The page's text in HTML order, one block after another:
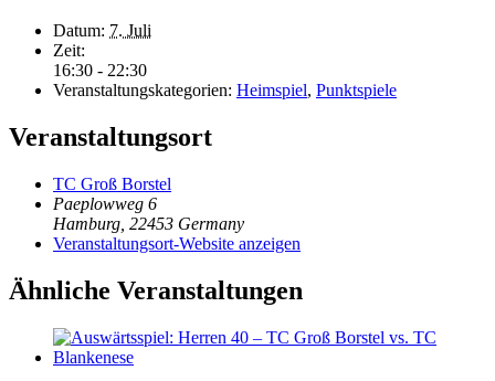
Datum: 7. Juli
Zeit:
16:30 - 22:30
Veranstaltungskategorien: Heimspiel, Punktspiele
Veranstaltungsort
TC Groß Borstel
Paeplowweg 6
Hamburg 22453 Germany
Veranstaltungsort-Website anzeigen
Ähnliche Veranstaltungen